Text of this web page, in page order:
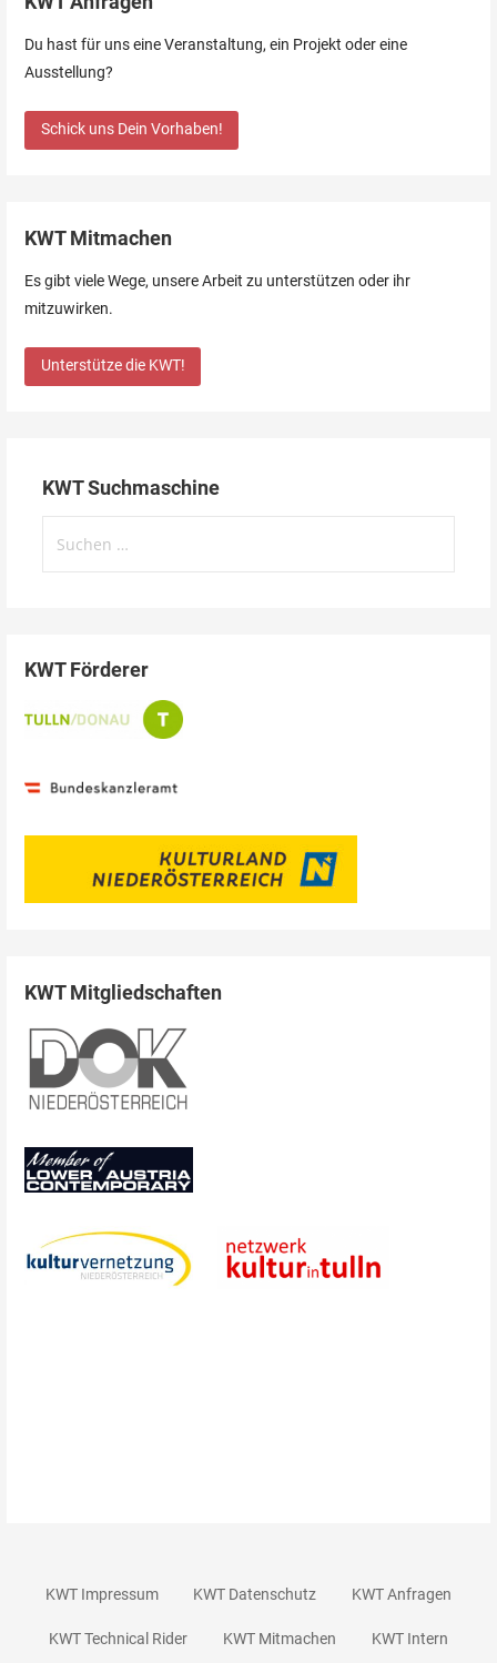
Du hast für uns eine Veranstaltung, ein Projekt oder eine
Ausstellung?
Schick uns Dein Vorhaben!
KWT Mitmachen
Es gibt viele Wege, unsere Arbeit zu unterstützen oder ihr
mitzuwirken.
Unterstütze die KWT!
KWT Suchmaschine
nach:
KWT Förderer
KWT Mitgliedschaften
KWT Impressum KWT Datenschutz KWT Anfragen
KWT Technical Rider KWT Mitmachen KWT Intern